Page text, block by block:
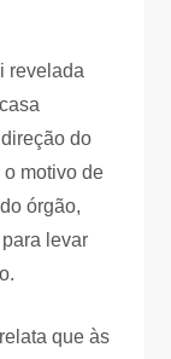
revelada
do
motivo de
órgão,
levar
que às